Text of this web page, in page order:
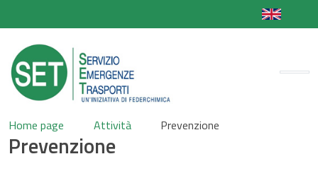
Home page Attività Prevenzione
Prevenzione